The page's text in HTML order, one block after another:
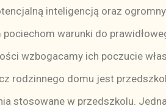
inteligencją oraz
warunki do
wzbogacamy ich poczucie
rodzinnego domu jest
stosowane w przedszkolu.